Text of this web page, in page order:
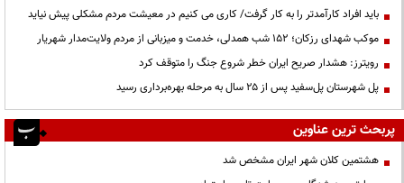
باید افراد کارآمدتر را به کار گرفت/ کاری می کنیم در معیشت مردم مشکلی پیش نیاید
موکب شهدای رزکان؛ ۱۵۲ شب همدلی، خدمت و میزبانی از مردم ولایت‌مدار شهریار
رویترز: هشدار صریح ایران خطر شروع جنگ را متوقف کرد
پل شهرستان پل‌سفید پس از ۲۵ سال به مرحله بهره‌برداری رسید
پربحث ترین عناوین
هشتمین کلان شهر ایران مشخص شد